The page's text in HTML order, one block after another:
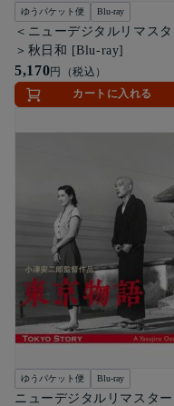
ゆうパケット便 Blu-ray
＜ニューデジタルリマス
＞秋日和 [Blu-ray]
5,170円（税込）
カートに入れる
ゆうパケット便 Blu-ray
ニューデジタルリマスタ